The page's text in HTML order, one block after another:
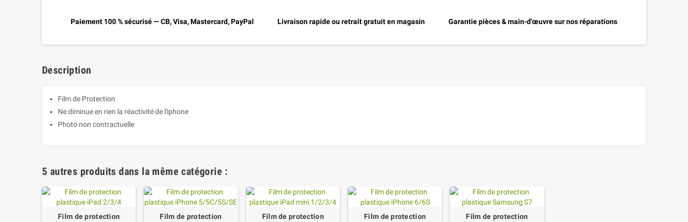
Paiement 100 % sécurisé — CB, Visa, Mastercard, PayPal Livraison rapide ou retrait gratuit en magasin Garantie pièces & main-d'œuvre sur nos réparations
Description
Film de Protection
Ne diminue en rien la réactivité de l'iphone
Photo non contractuelle
5 autres produits dans la même catégorie :
Film de protection
Film de protection
Film de protection
Film de protection
Film de protection